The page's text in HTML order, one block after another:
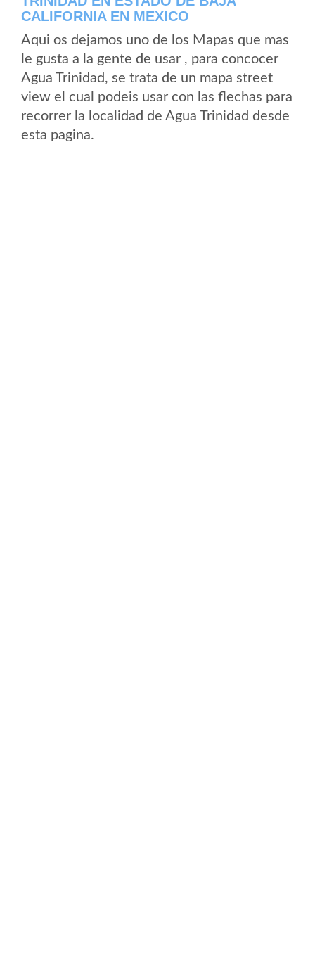
CALIFORNIA EN MEXICO
Aqui os dejamos uno de los Mapas que mas
le gusta a la gente de usar , para concocer
Agua Trinidad, se trata de un mapa street
view el cual podeis usar con las flechas para
recorrer la localidad de Agua Trinidad desde
esta pagina.